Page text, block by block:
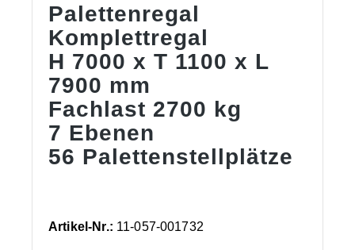
Palettenregal
Komplettregal
H 7000 x T 1100 x L
7900 mm
Fachlast 2700 kg
7 Ebenen
56 Palettenstellplätze
Artikel-Nr.: 11-057-001732